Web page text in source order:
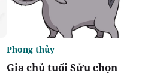
Gia chủ tuổi Sửu chọn
Phong thủy